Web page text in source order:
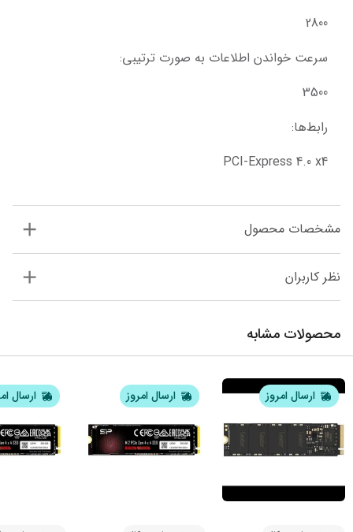
2800
سرعت خواندن اطلاعات به صورت ترتیبی:
3500
رابط‌ها:
PCI-Express 4.0 x4
مشخصات محصول
نظر کاربران
محصولات مشابه
ارسال امروز ارسال امروز ارسال